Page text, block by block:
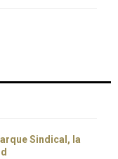
Sindical, la